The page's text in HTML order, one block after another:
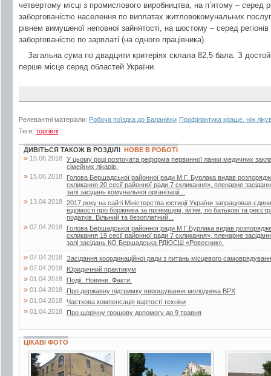
четвертому місці з промислового виробництва, на п’ятому – серед
заборгованістю населення по виплатах житловокомунальних
рівнем вимушеної неповної зайнятості, на шостому – серед
заборгованістю по зарплаті (на одного працівника).
Загальна сума по двадцяти критеріях склала 82,5 бала. З
перше місце серед областей України.
Релевантні матеріали: Робоча поїздка до Баланівки Профілактика краще, ніж
Теги: торгівлі
ДИВІТЬСЯ ТАКОЖ В РОЗДІЛІ НОВЕ В РОБОТІ
» 15.06.2018 У цьому році розпочата реформа первинної ланки медичних
сімейних лікарів.
» 15.06.2018
Голова Бершадської районної ради М.Г. Бурлака видав
скликання 20 сесії районної ради 7 скликання», пленарне
залі засідань комунальної організації...
» 13.04.2018 2017 року на сайті Міністерства юстиції України запрацював
відомості про боржника за прізвищем, ім’ям, по батькові та
податків. Вільний та безоплатний...
» 07.04.2018
Голова Бершадської районної ради М.Г.Бурлака видав
скликання 19 сесії районної ради 7 скликання», пленарне
залі засідань КО Бершадська РДЮСШ «Ровесник».
» 07.04.2018 Засідання координаційної ради з питань місцевого
» 07.04.2018 Юридичний практикум
» 01.04.2018 Події. Новини. Факти.
» 01.04.2018 Про державну підтримку вирощування молодняка ВРХ
» 01.04.2018 Часткова компенсація вартості техніки
» 01.04.2018 Про щорічну грошову допомогу до 9 травня
ЦІКАВІ ФОТО
4 фото 4 фото